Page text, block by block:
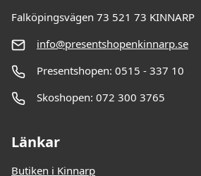
Falköpingsvägen 73 521 73 KINNARP
info@presentshopenkinnarp.se
Presentshopen: 0515 - 337 10
Skoshopen: 072 300 3765
Länkar
Butiken i Kinnarp